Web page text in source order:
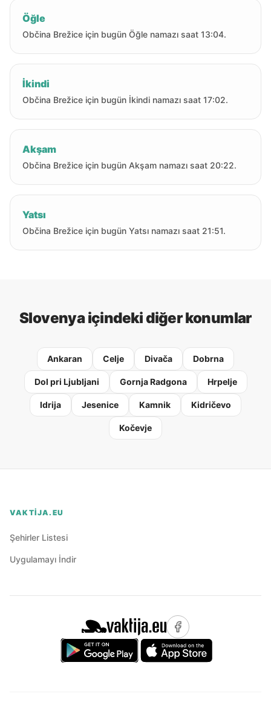
Öğle
Občina Brežice için bugün Öğle namazı saat 13:04.
İkindi
Občina Brežice için bugün İkindi namazı saat 17:02.
Akşam
Občina Brežice için bugün Akşam namazı saat 20:22.
Yatsı
Občina Brežice için bugün Yatsı namazı saat 21:51.
Slovenya içindeki diğer konumlar
Ankaran Celje Divača Dobrna
Dol pri Ljubljani Gornja Radgona Hrpelje
Idrija Jesenice Kamnik Kidričevo
Kočevje
VAKTIJA.EU
Şehirler Listesi
Uygulamayı İndir